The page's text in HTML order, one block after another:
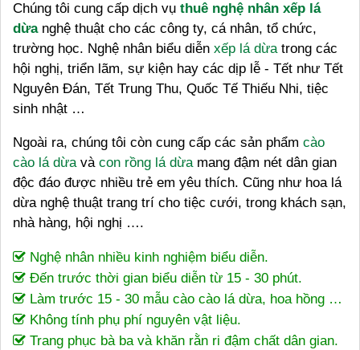
Chúng tôi cung cấp dịch vụ thuê nghệ nhân xếp lá
dừanghệ thuật cho các công ty, cá nhân, tổ chức,
trường học. Nghệ nhân biểu diễn xếp lá dừatrong các
hội nghị, triển lãm, sự kiện hay các dịp lễ - Tết như Tết
Nguyên Đán, Tết Trung Thu, Quốc Tế Thiếu Nhi, tiệc
sinh nhật …
Ngoài ra, chúng tôi còn cung cấp các sản phẩm cào
cào lá dừavà con rồng lá dừamang đậm nét dân gian
độc đáo được nhiều trẻ em yêu thích. Cũng như hoa lá
dừa nghệ thuật trang trí cho tiệc cưới, trong khách sạn,
nhà hàng, hội nghị ….
Nghệ nhân nhiều kinh nghiệm biểu diễn.
Đến trước thời gian biểu diễn từ 15 - 30 phút.
Làm trước 15 - 30 mẫu cào cào lá dừa, hoa hồng …
Không tính phụ phí nguyên vật liệu.
Trang phục bà ba và khăn rằn ri đậm chất dân gian.